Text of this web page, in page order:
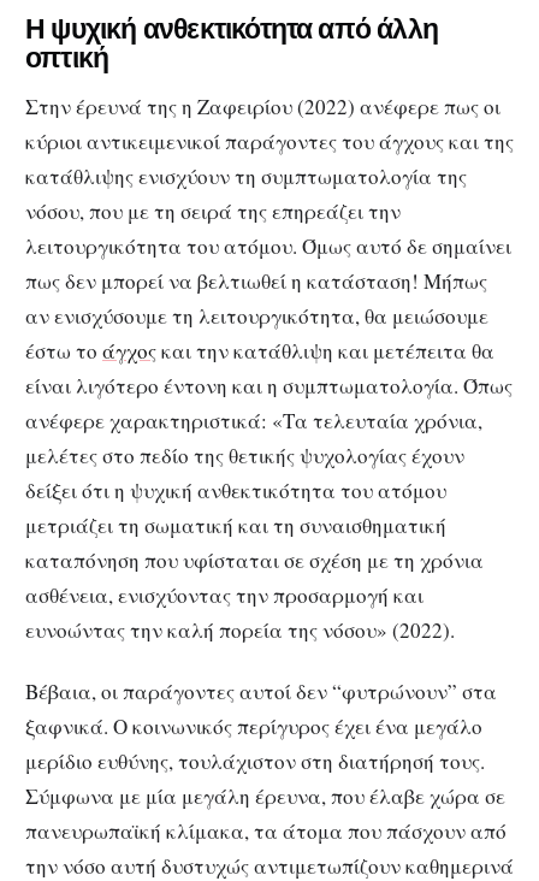
Η ψυχική ανθεκτικότητα από άλλη
οπτική
Στην έρευνά της η Ζαφειρίου (2022) ανέφερε πως οι
κύριοι αντικειμενικοί παράγοντες του άγχους και της
κατάθλιψης ενισχύουν τη συμπτωματολογία της
νόσου, που με τη σειρά της επηρεάζει την
λειτουργικότητα του ατόμου. Όμως αυτό δε σημαίνει
πως δεν μπορεί να βελτιωθεί η κατάσταση! Μήπως
αν ενισχύσουμε τη λειτουργικότητα, θα μειώσουμε
έστω το άγχοςκαι την κατάθλιψη και μετέπειτα θα
είναι λιγότερο έντονη και η συμπτωματολογία. Όπως
ανέφερε χαρακτηριστικά: «Τα τελευταία χρόνια,
μελέτες στο πεδίο της θετικής ψυχολογίας έχουν
δείξει ότι η ψυχική ανθεκτικότητα του ατόμου
μετριάζει τη σωματική και τη συναισθηματική
καταπόνηση που υφίσταται σε σχέση με τη χρόνια
ασθένεια, ενισχύοντας την προσαρμογή και
ευνοώντας την καλή πορεία της νόσου» (2022).
Βέβαια, οι παράγοντες αυτοί δεν “φυτρώνουν” στα
ξαφνικά. Ο κοινωνικός περίγυρος έχει ένα μεγάλο
μερίδιο ευθύνης, τουλάχιστον στη διατήρησή τους.
Σύμφωνα με μία μεγάλη έρευνα, που έλαβε χώρα σε
πανευρωπαϊκή κλίμακα, τα άτομα που πάσχουν από
την νόσο αυτή δυστυχώς αντιμετωπίζουν καθημερινά